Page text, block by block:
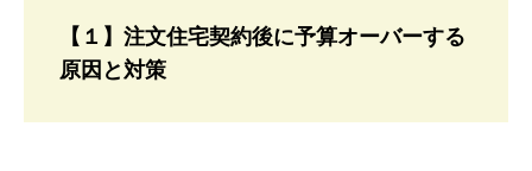
【１】注文住宅契約後に予算オーバーする
原因と対策